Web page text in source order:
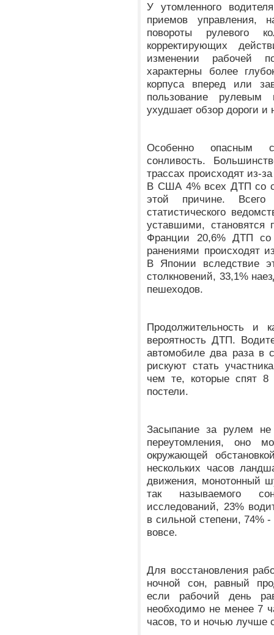
У утомленного
приемов управления,
повороты рулевого
корректирующих
изменении рабочей
характерны более
корпуса вперед или
пользование
ухудшает обзор дороги
Особенно опасным
сонливость.
трассах происходят из-
В США 4% всех ДТП со
этой причине.
статистического
уставшими,
Франции 20,6% ДТП
ранениями происходят
В Японии вследствие
столкновений, 33,1%
пешеходов.
Продолжительность и
вероятность ДТП.
автомобиле два раза в
рискуют стать
чем те, которые спят 8
постели.
Засыпание за рулем не
переутомления, оно
окружающей
нескольких часов
движения, монотонный
так называемого
исследований, 23%
в сильной степени, 74%
вовсе.
Для восстановления
ночной сон, равный
если рабочий день
необходимо не менее 7
часов, то и ночью лучше